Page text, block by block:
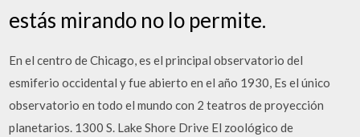
estás mirando no lo permite.
En el centro de Chicago, es el principal observatorio del
esmiferio occidental y fue abierto en el año 1930, Es el único
observatorio en todo el mundo con 2 teatros de proyección
planetarios. 1300 S. Lake Shore Drive El zoológico de